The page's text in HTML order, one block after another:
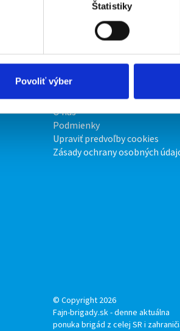
Štatistiky
Povoliť výber
O portáli
Kontakt
O nás
Podmienky
Upraviť predvoľby cookies
Zásady ochrany osobných
© Copyright 2026
Fajn-brigady.sk - denne aktuálna
ponuka brigád z celej SR i